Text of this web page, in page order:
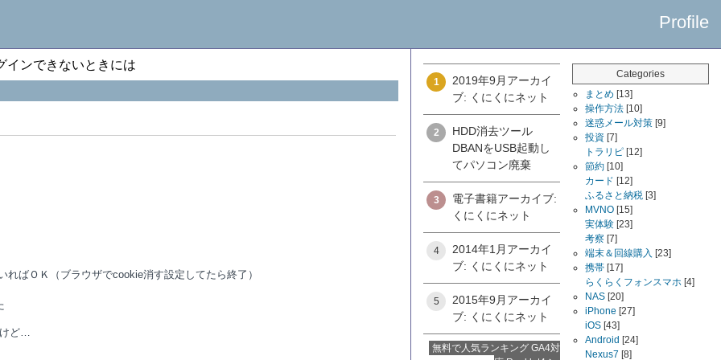
Profile
インできないときには
ばＯＫ（ブラウザでcookie消す設定してたら終了）
けど…
1
2019年9月アーカイ
ブ: くにくにネット
2
HDD消去ツール
DBANをUSB起動し
てパソコン廃棄
3
電子書籍アーカイブ:
くにくにネット
4
2014年1月アーカイ
ブ: くにくにネット
5
2015年9月アーカイ
ブ: くにくにネット
無料で人気ランキング GA4対
Categories
まとめ [13]
操作方法 [10]
迷惑メール対策 [9]
投資 [7]
トラリピ [12]
節約 [10]
カード [12]
ふるさと納税 [3]
MVNO [15]
実体験 [23]
考察 [7]
端末＆回線購入 [23]
携帯 [17]
らくらくフォンスマホ [4]
NAS [20]
iPhone [27]
iOS [43]
Android [24]
Nexus7 [8]